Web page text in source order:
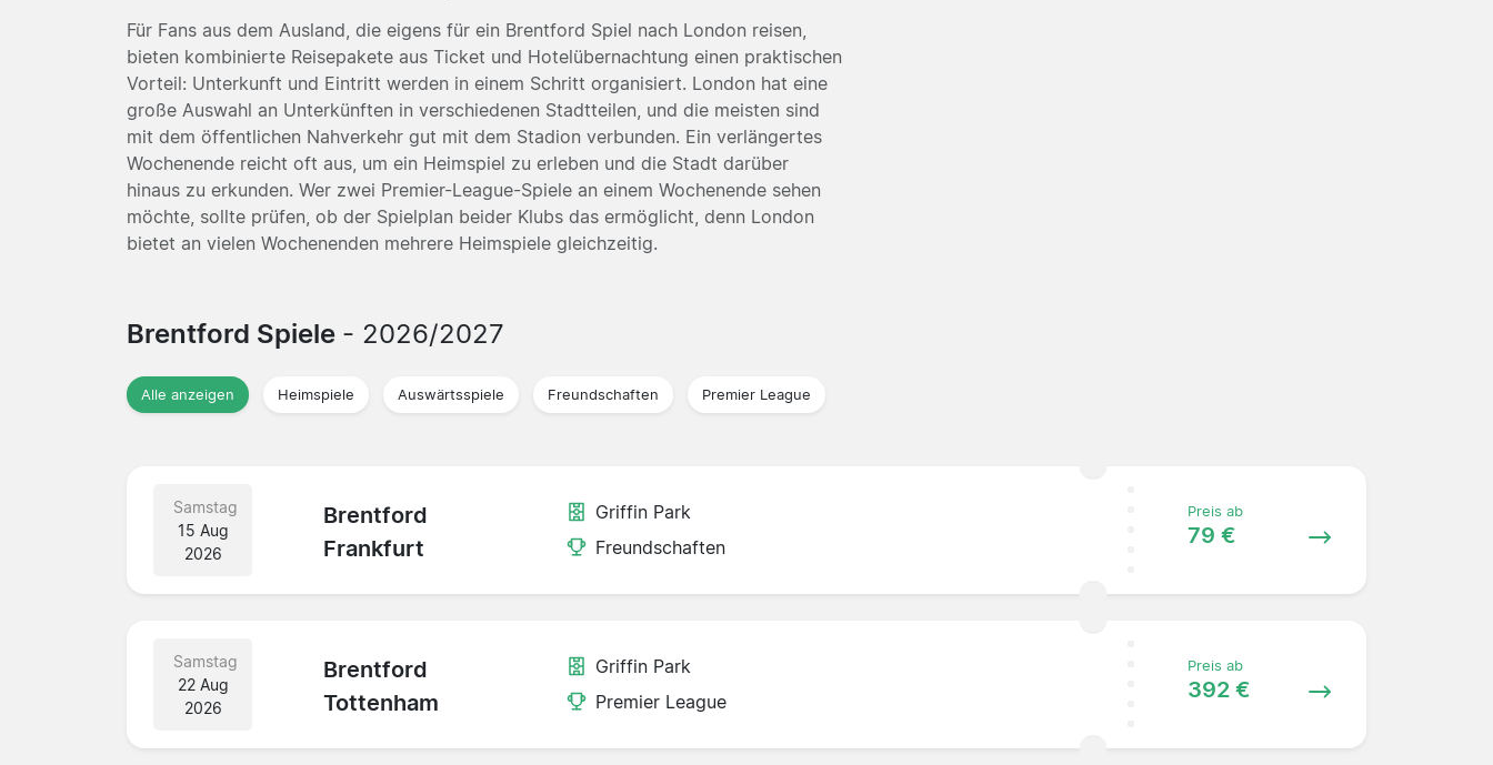
Für Fans aus dem Ausland, die eigens für ein Brentford Spiel nach London reisen,
bieten kombinierte Reisepakete aus Ticket und Hotelübernachtung einen praktischen
Vorteil: Unterkunft und Eintritt werden in einem Schritt organisiert. London hat eine
große Auswahl an Unterkünften in verschiedenen Stadtteilen, und die meisten sind
mit dem öffentlichen Nahverkehr gut mit dem Stadion verbunden. Ein verlängertes
Wochenende reicht oft aus, um ein Heimspiel zu erleben und die Stadt darüber
hinaus zu erkunden. Wer zwei Premier-League-Spiele an einem Wochenende sehen
möchte, sollte prüfen, ob der Spielplan beider Klubs das ermöglicht, denn London
bietet an vielen Wochenenden mehrere Heimspiele gleichzeitig.
Brentford Spiele - 2026/2027
Alle anzeigen Heimspiele Auswärtsspiele Freundschaften Premier League
Samstag
15 Aug
2026
Brentford
Frankfurt
Griffin Park
Freundschaften
Preis ab
79 €
Samstag
22 Aug
2026
Brentford
Tottenham
Griffin Park
Premier League
Preis ab
392 €